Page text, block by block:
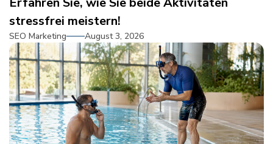
stressfrei meistern!
SEO Marketing August 3, 2026